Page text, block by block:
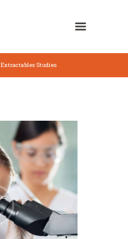
Extractables Studies